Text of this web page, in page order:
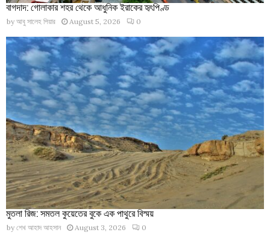
বাগদাদ: গোলাকার শহর থেকে আধুনিক ইরাকের হৃৎপিণ্ড
by আবু সালেহ পিয়ার August 5, 2026 0
মুতলা রিজ: সমতল কুয়েতের বুকে এক পাথুরে বিস্ময়
by শেখ আহাদ আহসান August 3, 2026 0